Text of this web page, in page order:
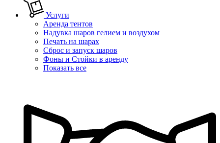
Услуги
Аренда тентов
Надувка шаров гелием и воздухом
Печать на шарах
Сброс и запуск шаров
Фоны и Стойки в аренду
Показать все